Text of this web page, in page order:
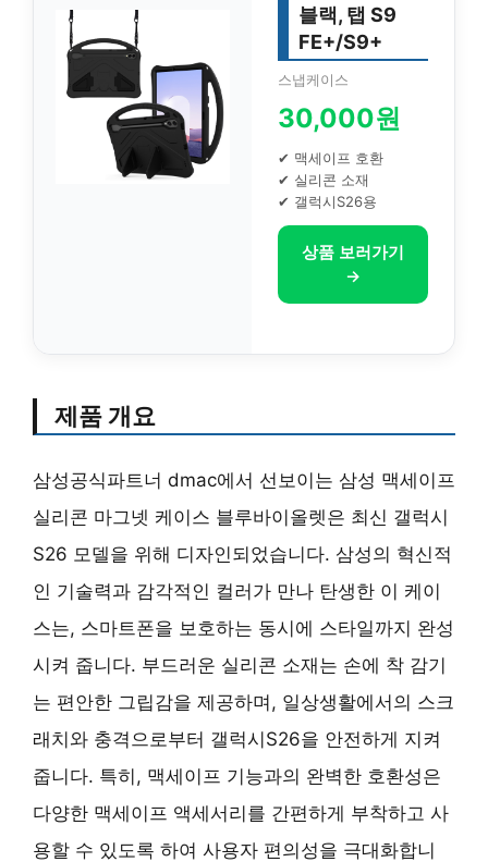
블랙, 탭 S9
FE+/S9+
스냅케이스
30,000원
✔ 맥세이프 호환
✔ 실리콘 소재
✔ 갤럭시S26용
상품 보러가기
→
제품 개요
삼성공식파트너 dmac에서 선보이는 삼성 맥세이프
실리콘 마그넷 케이스 블루바이올렛은 최신 갤럭시
S26 모델을 위해 디자인되었습니다. 삼성의 혁신적
인 기술력과 감각적인 컬러가 만나 탄생한 이 케이
스는, 스마트폰을 보호하는 동시에 스타일까지 완성
시켜 줍니다. 부드러운 실리콘 소재는 손에 착 감기
는 편안한 그립감을 제공하며, 일상생활에서의 스크
래치와 충격으로부터 갤럭시S26을 안전하게 지켜
줍니다. 특히, 맥세이프 기능과의 완벽한 호환성은
다양한 맥세이프 액세서리를 간편하게 부착하고 사
용할 수 있도록 하여 사용자 편의성을 극대화합니